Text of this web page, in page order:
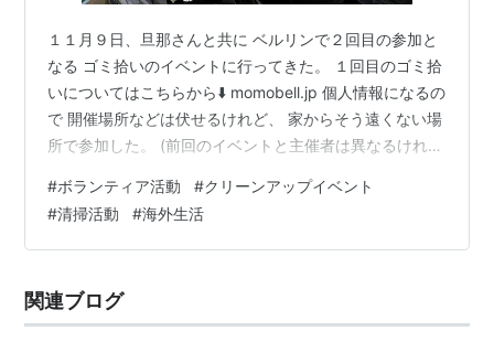
１１月９日、旦那さんと共に ベルリンで２回目の参加と
なる ゴミ拾いのイベントに行ってきた。 １回目のゴミ拾
いについてはこちらから⬇️ momobell.jp 個人情報になるの
で 開催場所などは伏せるけれど、 家からそう遠くない場
所で参加した。 (前回のイベントと主催者は異なるけれ
た時刻に集合するだけ。 ただし、軍手は個々で準備が必
要だった。 集合時間は朝の１０時。 (ベルリンにはいく
つかの活動グループがあり) 筆者たちはこのチームには
簡単に自己紹介をし合った。 「どこの出身なの？」と
聞…
#ボランティア活動 #クリーンアップイベント
#清掃活動 #海外生活
関連ブログ